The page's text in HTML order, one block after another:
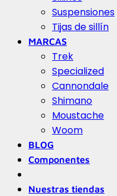
Suspensiones
Tijas de sillín
MARCAS
Trek
Specialized
Cannondale
Shimano
Moustache
Woom
BLOG
Componentes
Nuestras tiendas